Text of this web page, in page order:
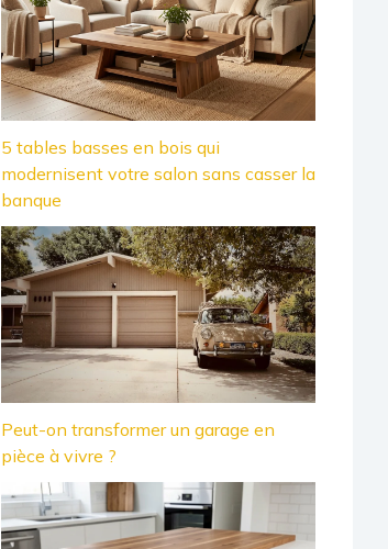
5 tables basses en bois qui
modernisent votre salon sans casser la
banque
Peut-on transformer un garage en
pièce à vivre ?